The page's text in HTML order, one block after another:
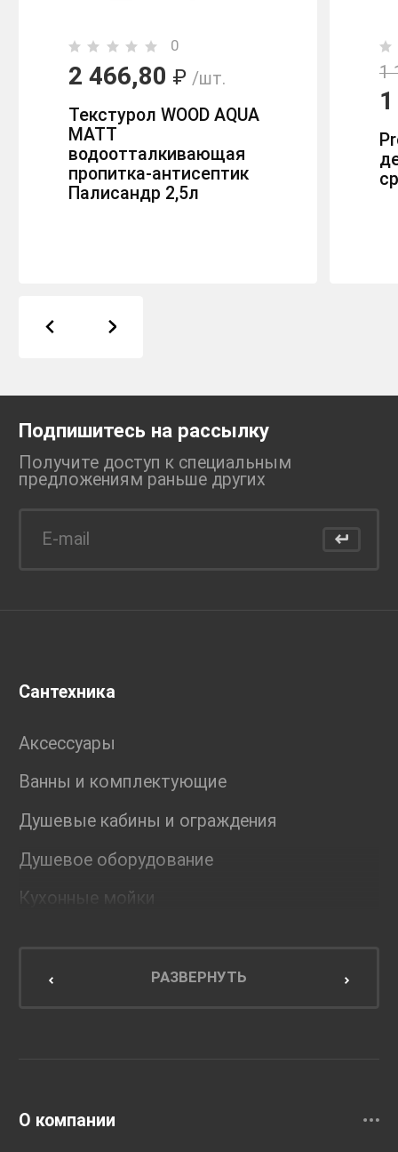
0
2 466,80 ₽ /шт.
Текстурол WOOD AQUA
MATT
водоотталкивающая
пропитка-антисептик
Палисандр 2,5л
1
Подпишитесь на рассылку
Получите доступ к специальным
предложениям раньше других
Сантехника
Аксессуары
Ванны и комплектующие
Душевые кабины и ограждения
Душевое оборудование
Кухонные мойки
Мебель для кухниРАЗВЕРНУТЬ
О компании